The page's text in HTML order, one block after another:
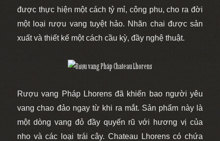
được thực hiện một cách tỷ mỉ, công phu, cho ra đời
một loại rượu vang tuyệt hảo. Nhãn chai được sản
xuất và thiết kế một cách cầu kỳ, đầy nghệ thuật.
Rượu vang Pháp Lhorens đã khiến bao người yêu
vang chao đảo ngay từ khi ra mắt. Sản phẩm này là
một dòng vang đỏ đầy quyến rũ với hương vị của
nho và các loại trái cây. Chateau Lhorens có chứa